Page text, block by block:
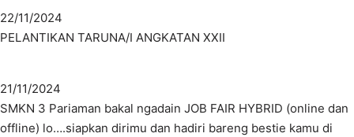
22/11/2024
PELANTIKAN TARUNA/I ANGKATAN XXII
21/11/2024
SMKN 3 Pariaman bakal ngadain JOB FAIR HYBRID (online dan
offline) lo….siapkan dirimu dan hadiri bareng bestie kamu di